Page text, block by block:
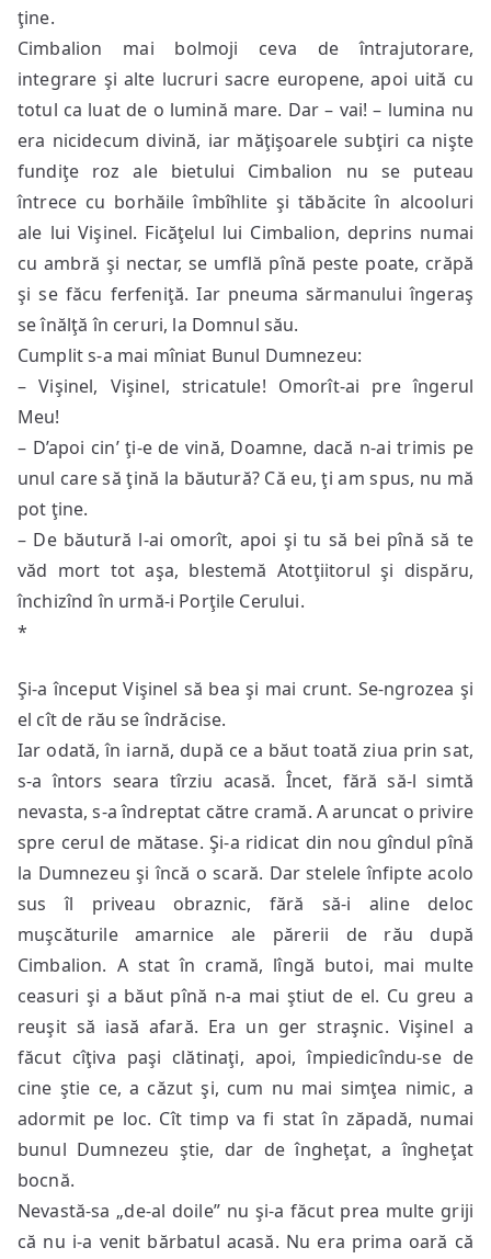
ţine.
Cimbalion mai bolmoji ceva de întrajutorare,
integrare şi alte lucruri sacre europene, apoi uită cu
totul ca luat de o lumină mare. Dar – vai! – lumina nu
era nicidecum divină, iar măţişoarele subţiri ca nişte
fundiţe roz ale bietului Cimbalion nu se puteau
întrece cu borhăile îmbîhlite şi tăbăcite în alcooluri
ale lui Vişinel. Ficăţelul lui Cimbalion, deprins numai
cu ambră şi nectar, se umflă pînă peste poate, crăpă
şi se făcu ferfeniţă. Iar pneuma sărmanului îngeraş
se înălţă în ceruri, la Domnul său.
Cumplit s-a mai mîniat Bunul Dumnezeu:
– Vişinel, Vişinel, stricatule! Omorît-ai pre îngerul
Meu!
– D’apoi cin’ ţi-e de vină, Doamne, dacă n-ai trimis pe
unul care să ţină la băutură? Că eu, ţi am spus, nu mă
pot ţine.
– De băutură l-ai omorît, apoi şi tu să bei pînă să te
văd mort tot aşa, blestemă Atotţiitorul şi dispăru,
închizînd în urmă-i Porţile Cerului.
*
Şi-a început Vişinel să bea şi mai crunt. Se-ngrozea şi
el cît de rău se îndrăcise.
Iar odată, în iarnă, după ce a băut toată ziua prin sat,
s-a întors seara tîrziu acasă. Încet, fără să-l simtă
nevasta, s-a îndreptat către cramă. A aruncat o privire
spre cerul de mătase. Şi-a ridicat din nou gîndul pînă
la Dumnezeu şi încă o scară. Dar stelele înfipte acolo
sus îl priveau obraznic, fără să-i aline deloc
muşcăturile amarnice ale părerii de rău după
Cimbalion. A stat în cramă, lîngă butoi, mai multe
ceasuri şi a băut pînă n-a mai ştiut de el. Cu greu a
reuşit să iasă afară. Era un ger straşnic. Vişinel a
făcut cîţiva paşi clătinaţi, apoi, împiedicîndu-se de
cine ştie ce, a căzut şi, cum nu mai simţea nimic, a
adormit pe loc. Cît timp va fi stat în zăpadă, numai
bunul Dumnezeu ştie, dar de îngheţat, a îngheţat
bocnă.
Nevastă-sa „de-al doile” nu şi-a făcut prea multe griji
că nu i-a venit bărbatul acasă. Nu era prima oară că